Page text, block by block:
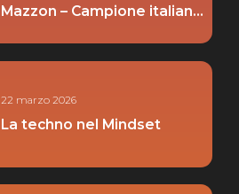
Mazzon – Campione italiano
22 marzo 2026
La techno nel Mindset